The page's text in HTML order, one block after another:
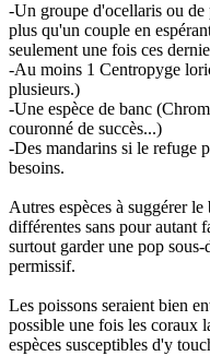
-Un groupe d'ocellaris ou
plus qu'un couple en
seulement une fois ces
-Au moins 1 Centropyge
plusieurs.)
-Une espèce de banc
couronné de succès...)
-Des mandarins si le refuge
besoins.
Autres espèces à suggérer
différentes sans pour autant
surtout garder une pop
permissif.
Les poissons seraient bien
possible une fois les coraux
espèces susceptibles d'y